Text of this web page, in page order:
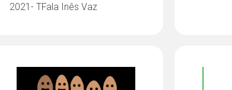
2021- TFala Inês Vaz